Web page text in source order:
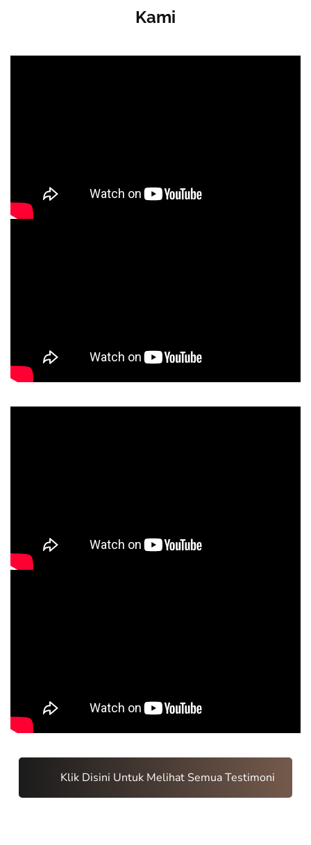
Kami
Klik Disini Untuk Melihat Semua Testimoni